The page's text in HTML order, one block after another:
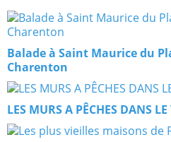
Balade à Saint Maurice du
Charenton
LES MURS A PÊCHES DANS